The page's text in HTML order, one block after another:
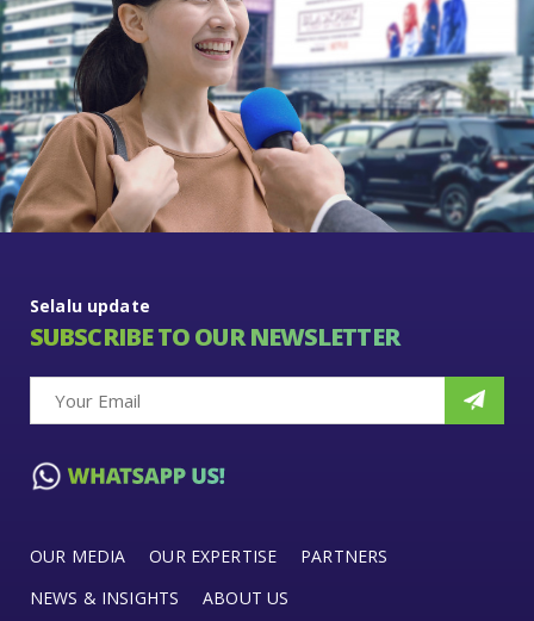
Selalu update
SUBSCRIBE TO OUR NEWSLETTER
OUR MEDIA OUR EXPERTISE
PARTNERS
NEWS & INSIGHTS
ABOUT US